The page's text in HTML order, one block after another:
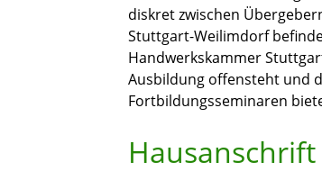
diskret zwischen
Stuttgart-Weilimdorf
Handwerkskammer
Ausbildung offensteht und
Fortbildungsseminaren
Hausanschrift